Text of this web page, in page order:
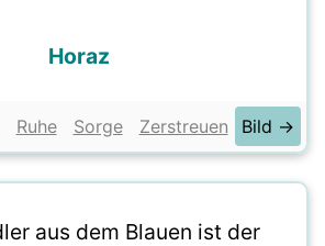
Horaz
Ruhe Sorge Zerstreuen Bild →
aus dem Blauen ist der